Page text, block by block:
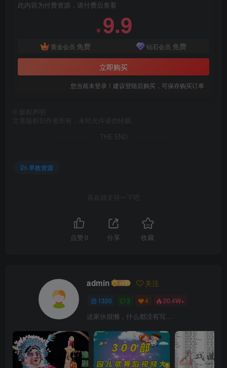
此内容为付费资源，请付费后查看
￥ 9.9
黄金会员 免费 钻石会员 免费
立即购买
您当前未登录！建议登陆后购买，可保存购买订单
版权声明
文章版权归作者所有，未经允许请勿转载。
THE END
早教资源
喜欢就支持一下吧
点赞 0 分享 收藏
admin 关注
1320 3 4 20.4W+
这家伙很懒，什么都没有写...